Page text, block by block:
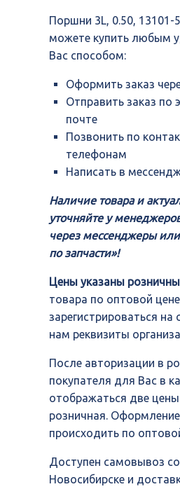
Поршни 3L, 0.50, 13101-
можете купить любым
Вас способом:
Оформить заказ
Отправить заказ по
почте
Позвонить по
телефонам
Написать в
Наличие товара и
уточняйте у
через мессенджеры
по запчасти»!
Цены указаны
товара по оптовой
зарегистрироваться на
нам реквизиты
После авторизации в
покупателя для Вас в
отображаться две
розничная. Оформление
происходить по
Доступен самовывоз
Новосибирске и